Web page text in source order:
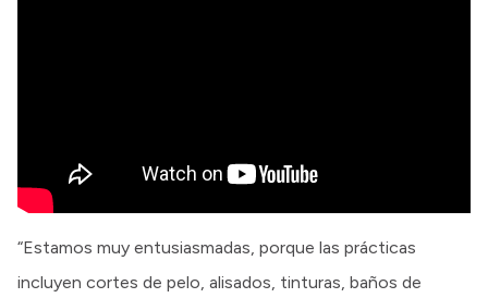
“Estamos muy entusiasmadas, porque las prácticas
incluyen cortes de pelo, alisados, tinturas, baños de